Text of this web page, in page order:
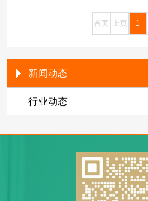
首页 上页 1
新闻动态
行业动态